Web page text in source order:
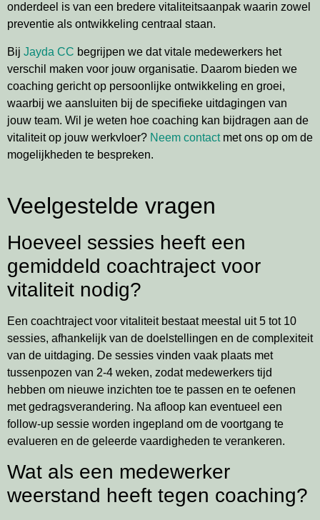
onderdeel is van een bredere vitaliteitsaanpak waarin zowel
preventie als ontwikkeling centraal staan.
Bij Jayda CC begrijpen we dat vitale medewerkers het
verschil maken voor jouw organisatie. Daarom bieden we
coaching gericht op persoonlijke ontwikkeling en groei,
waarbij we aansluiten bij de specifieke uitdagingen van
jouw team. Wil je weten hoe coaching kan bijdragen aan de
vitaliteit op jouw werkvloer? Neem contactmet ons op om de
mogelijkheden te bespreken.
Veelgestelde vragen
Hoeveel sessies heeft een
gemiddeld coachtraject voor
vitaliteit nodig?
Een coachtraject voor vitaliteit bestaat meestal uit 5 tot 10
sessies, afhankelijk van de doelstellingen en de complexiteit
van de uitdaging. De sessies vinden vaak plaats met
tussenpozen van 2-4 weken, zodat medewerkers tijd
hebben om nieuwe inzichten toe te passen en te oefenen
met gedragsverandering. Na afloop kan eventueel een
follow-up sessie worden ingepland om de voortgang te
evalueren en de geleerde vaardigheden te verankeren.
Wat als een medewerker
weerstand heeft tegen coaching?